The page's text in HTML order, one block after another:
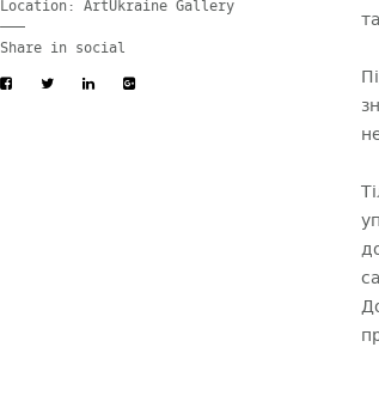
Location: ArtUkraine Gallery
Share in social